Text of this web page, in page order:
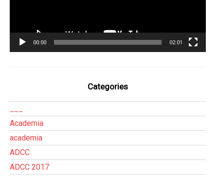
00:00 02:01
Categories
Academia
academia
ADCC
ADCC 2017